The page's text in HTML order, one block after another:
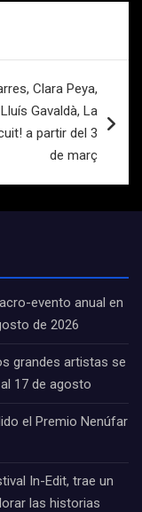
Clara Peya,
Gavaldà, La
a partir del 3
de març
evento anual en
de 2026
grandes artistas se
17 de agosto
el Premio Nenúfar
In-Edit, trae un
las historias